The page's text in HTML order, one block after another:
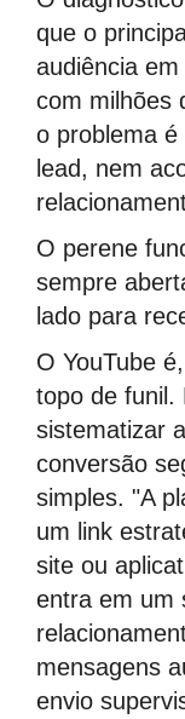
que o
audiência
com milhões
o problema
lead, nem
O perene
sempre
lado para
O YouTube
topo de funil.
sistematizar
conversão
simples. "A
um link
site ou
entra em um
mensagens
envio